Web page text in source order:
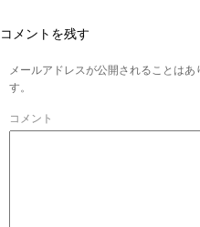
コメントを残す
メールアドレスが公開されることは
す。
コメント